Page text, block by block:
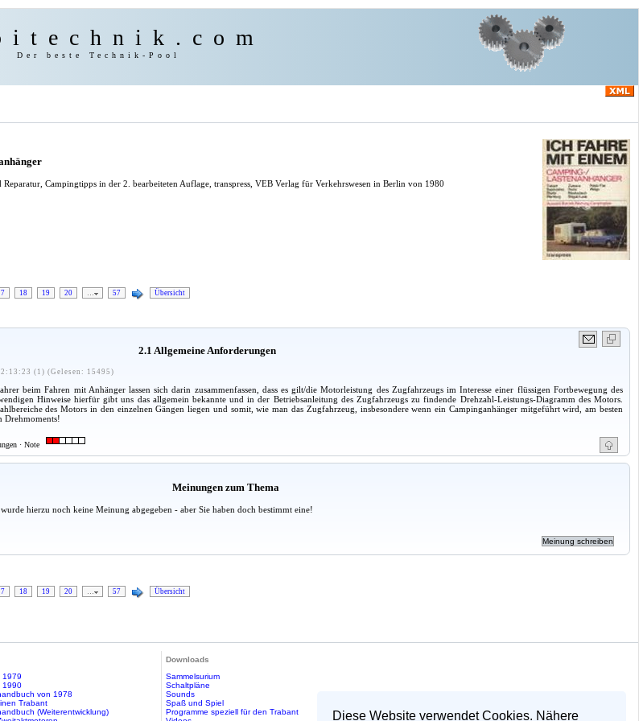
Diese Website verwendet Cookies. Nähere
Der beste Technik-Pool
Campingtipps in der 2. bearbeiteten Auflage, transpress, VEB Verlag für Verkehrswesen in Berlin von 1980
18 19 20 … 57 Übersicht
2.1 Allgemeine Anforderungen
(1) (Gelesen: 15495)
beim Fahren mit Anhänger lassen sich darin zusammenfassen, dass es gilt/die Motorleistung des Zugfahrzeugs im Interesse einer flüssigen Fortbewegung des
Hinweise hierfür gibt uns das allgemein bekannte und in der Betriebsanleitung des Zugfahrzeugs zu findende Drehzahl-Leistungs-Diagramm des Motors.
des Motors in den einzelnen Gängen liegen und somit, wie man das Zugfahrzeug, insbesondere wenn ein Campinganhänger mitgeführt wird, am besten
Drehmoments!
· Note
Meinungen zum Thema
hierzu noch keine Meinung abgegeben - aber Sie haben doch bestimmt eine!
18 19 20 57 Übersicht
1979
1990
von 1978
Trabant
(Weiterentwicklung)
Downloads
Sammelsurium
Schaltpläne
Sounds
Spaß und Spiel
Programme speziell für den Trabant